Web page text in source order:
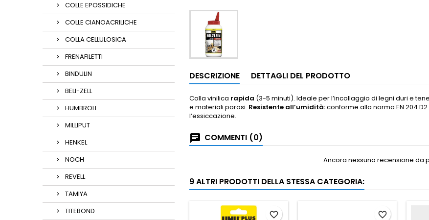
COLLE EPOSSIDICHE
COLLE CIANOACRILICHE
COLLA CELLULOSICA
FRENAFILETTI
BINDULIN
BELI-ZELL
HUMBROLL
MILLIPUT
HENKEL
NOCH
REVELL
TAMIYA
TITEBOND
DESCRIZIONE DETTAGLI DEL PRODOTTO
Colla vinilica rapida (3-5 minuti). Ideale per l’incollaggio di legni duri e
e materiali porosi. Resistente all’umidità:conforme alla norma EN 204
l’essiccazione.
COMMENTI (0)
Ancora nessuna recensione da
9 ALTRI PRODOTTI DELLA STESSA CATEGORIA:
favorite_border favorite_border